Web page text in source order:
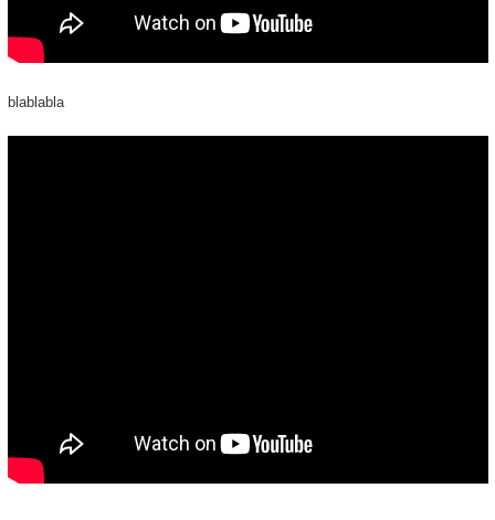
blablabla